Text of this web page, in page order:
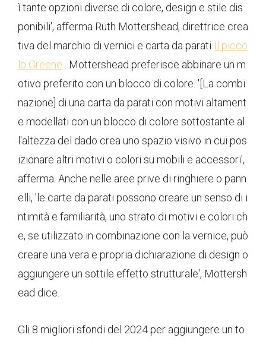
ì tante opzioni diverse di colore, design e stile dis
ponibili', afferma Ruth Mottershead, direttrice crea
tiva del marchio di vernici e carta da parati Il picco
lo Greene . Mottershead preferisce abbinare un m
otivo preferito con un blocco di colore. '[La combi
nazione] di una carta da parati con motivi altament
e modellati con un blocco di colore sottostante al
l'altezza del dado crea uno spazio visivo in cui pos
izionare altri motivi o colori su mobili e accessori',
afferma. Anche nelle aree prive di ringhiere o pann
elli, 'le carte da parati possono creare un senso di i
ntimità e familiarità, uno strato di motivi e colori ch
e, se utilizzato in combinazione con la vernice, può
creare una vera e propria dichiarazione di design o
aggiungere un sottile effetto strutturale', Mottersh
ead dice.
Gli 8 migliori sfondi del 2024 per aggiungere un to